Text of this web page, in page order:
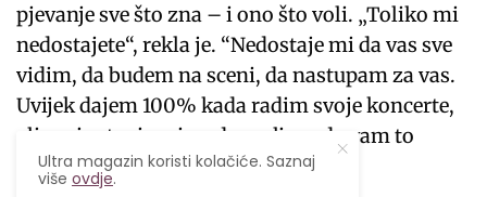
pjevanje sve što zna – i ono što voli. „Toliko mi
nedostajete“, rekla je. “Nedostaje mi da vas sve
vidim, da budem na sceni, da nastupam za vas.
Uvijek dajem 100% kada radim svoje koncerte,
ali moje stanje mi ne dozvoljava da vam to
pružim trenutno.”
Ultra magazin koristi kolačiće. Saznaj
višeovdje.